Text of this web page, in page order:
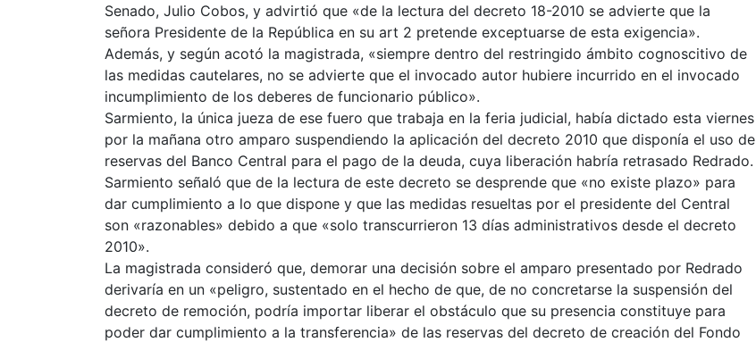
Senado, Julio Cobos, y advirtió que «de la lectura del decreto 18-2010 se advierte que la
señora Presidente de la República en su art 2 pretende exceptuarse de esta exigencia».
Además, y según acotó la magistrada, «siempre dentro del restringido ámbito cognoscitivo de
las medidas cautelares, no se advierte que el invocado autor hubiere incurrido en el invocado
incumplimiento de los deberes de funcionario público».
Sarmiento, la única jueza de ese fuero que trabaja en la feria judicial, había dictado esta viernes
por la mañana otro amparo suspendiendo la aplicación del decreto 2010 que disponía el uso de
reservas del Banco Central para el pago de la deuda, cuya liberación habría retrasado Redrado.
Sarmiento señaló que de la lectura de este decreto se desprende que «no existe plazo» para
dar cumplimiento a lo que dispone y que las medidas resueltas por el presidente del Central
son «razonables» debido a que «solo transcurrieron 13 días administrativos desde el decreto
2010».
La magistrada consideró que, demorar una decisión sobre el amparo presentado por Redrado
derivaría en un «peligro, sustentado en el hecho de que, de no concretarse la suspensión del
decreto de remoción, podría importar liberar el obstáculo que su presencia constituye para
poder dar cumplimiento a la transferencia» de las reservas del decreto de creación del Fondo